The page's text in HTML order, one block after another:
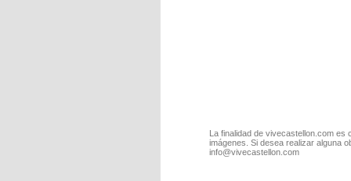
La finalidad de vivecastellon.com
imágenes. Si desea realizar alguna
info@vivecastellon.com